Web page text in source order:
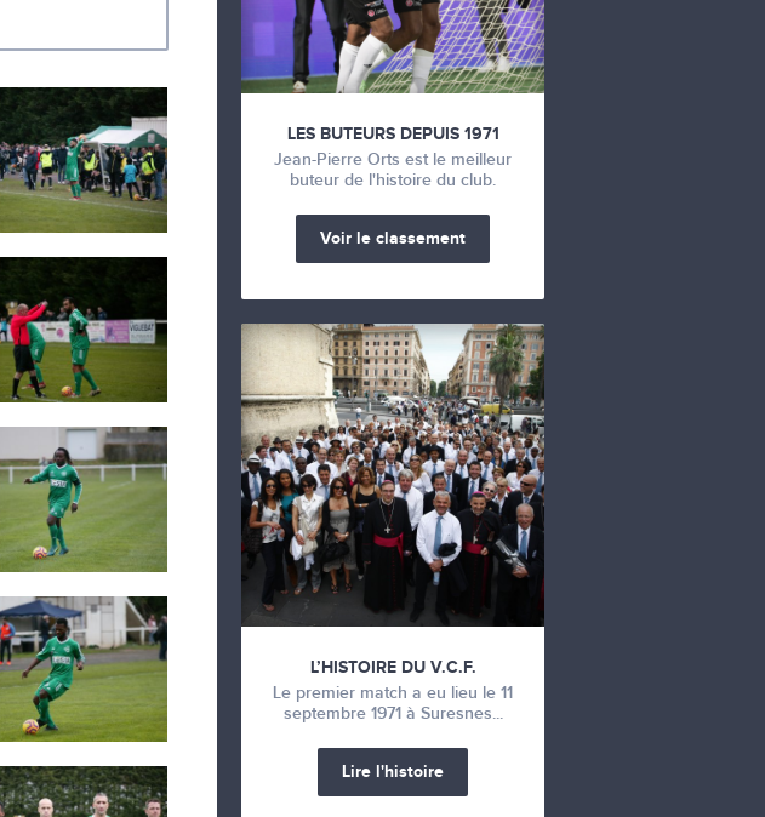
LES BUTEURS DEPUIS 1971
Jean-Pierre Orts est le meilleur
buteur de l'histoire du club.
Voir le classement
L’HISTOIRE DU V.C.F.
Le premier match a eu lieu le 11
septembre 1971 à Suresnes...
Lire l'histoire